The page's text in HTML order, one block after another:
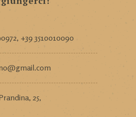
, +39 3510010090
25,